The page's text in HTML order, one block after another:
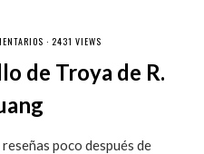
· 2431 VIEWS
de Troya de R.
poco después de